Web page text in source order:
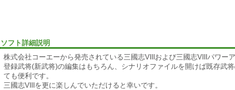
ソフト詳細説明
株式会社コーエーから発売されている三國志VIIIおよび三國志VIIIパワー
登録武将(新武将)の編集はもちろん、シナリオファイルを開けば既存武
ても便利です。
三國志VIIIを更に楽しんでいただけると幸いです。